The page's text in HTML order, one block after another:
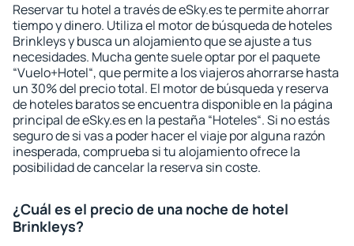
Reservar tu hotel a través de eSky.es te permite ahorrar
tiempo y dinero. Utiliza el motor de búsqueda de hoteles
Brinkleys y busca un alojamiento que se ajuste a tus
necesidades. Mucha gente suele optar por el paquete
“Vuelo+Hotel“, que permite a los viajeros ahorrarse hasta
un 30% del precio total. El motor de búsqueda y reserva
de hoteles baratos se encuentra disponible en la página
principal de eSky.es en la pestaña “Hoteles“. Si no estás
seguro de si vas a poder hacer el viaje por alguna razón
inesperada, comprueba si tu alojamiento ofrece la
posibilidad de cancelar la reserva sin coste.
¿Cuál es el precio de una noche de hotel
Brinkleys?